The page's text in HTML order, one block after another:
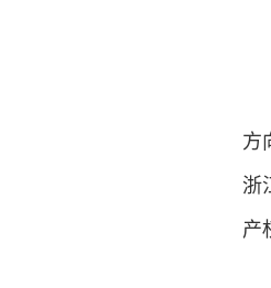
“
方
浙
产